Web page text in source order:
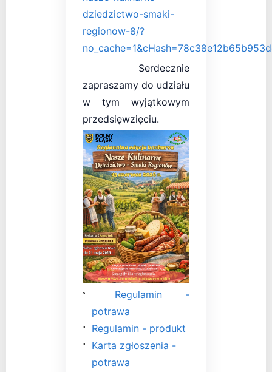
dziedzictwo-smaki-
regionow-8/?
Serdecznie
zapraszamy do udziału
w tym wyjątkowym
przedsięwzięciu.
Regulamin -
potrawa
Regulamin - produkt
Karta zgłoszenia -
potrawa